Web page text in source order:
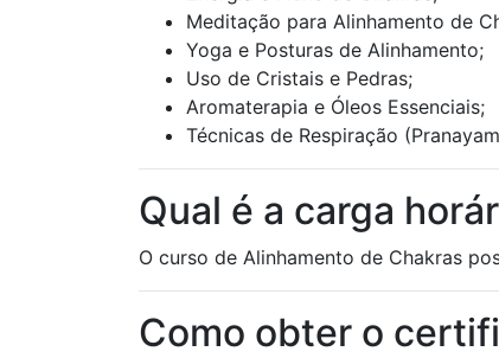
Meditação para Alinhamento de
Yoga e Posturas de Alinhamento;
Uso de Cristais e Pedras;
Aromaterapia e Óleos Essenciais;
Técnicas de Respiração
Qual é a carga
O curso de Alinhamento de Chakras
Como obter o